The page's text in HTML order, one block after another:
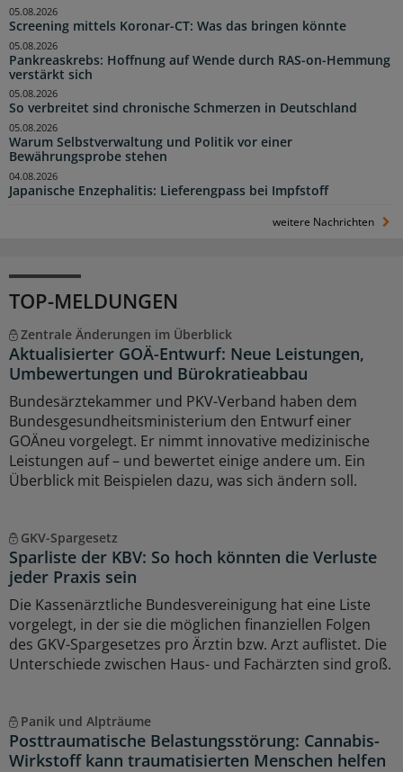
Screening mittels Koronar-CT: Was das bringen könnte
05.08.2026
Pankreaskrebs: Hoffnung auf Wende durch RAS-on-Hemmung
verstärkt sich
05.08.2026
So verbreitet sind chronische Schmerzen in Deutschland
05.08.2026
Warum Selbstverwaltung und Politik vor einer
Bewährungsprobe stehen
05.08.2026
Japanische Enzephalitis: Lieferengpass bei Impfstoff
04.08.2026
weitere Nachrichten
TOP-MELDUNGEN
Zentrale Änderungen im Überblick
Aktualisierter GOÄ-Entwurf: Neue Leistungen,
Umbewertungen und Bürokratieabbau
Bundesärztekammer und PKV-Verband haben dem
Bundesgesundheitsministerium den Entwurf einer
GOÄneu vorgelegt. Er nimmt innovative medizinische
Leistungen auf – und bewertet einige andere um. Ein
Überblick mit Beispielen dazu, was sich ändern soll.
GKV-Spargesetz
Sparliste der KBV: So hoch könnten die Verluste
jeder Praxis sein
Die Kassenärztliche Bundesvereinigung hat eine Liste
vorgelegt, in der sie die möglichen finanziellen Folgen
des GKV-Spargesetzes pro Ärztin bzw. Arzt auflistet. Die
Unterschiede zwischen Haus- und Fachärzten sind groß.
Panik und Alpträume
Posttraumatische Belastungsstörung: Cannabis-
Wirkstoff kann traumatisierten Menschen helfen